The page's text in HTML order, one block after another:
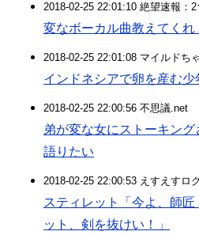
2018-02-25 22:01:10 絶望速報：
変なボーカル曲教えてくれ
2018-02-25 22:01:08 マイルドち
インドネシアで卵を産む少
2018-02-25 22:00:56 不思議.net
弟が変な女にストーキン
語りたい
2018-02-25 22:00:53 えすえすロ
スティレット「今よ、師
ット、剣を抜けい！」